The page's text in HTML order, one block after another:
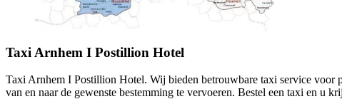
Taxi Arnhem I Postillion Hotel
Taxi Arnhem I Postillion Hotel. Wij bieden betrouwbare taxi service voor
van en naar de gewenste bestemming te vervoeren. Bestel een taxi en u